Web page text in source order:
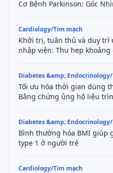
Cơ Bệnh Parkinson: Góc
Cardiology/Tim mạch
Khởi trị, tuân thủ và duy trì
nhập viện: Thu hẹp
Diabetes &amp;
Tối ưu hóa thời gian dùng
Bằng chứng ủng hộ liệu
Diabetes &amp;
Bình thường hóa BMI giúp
type 1 ở người trẻ
Cardiology/Tim mạch